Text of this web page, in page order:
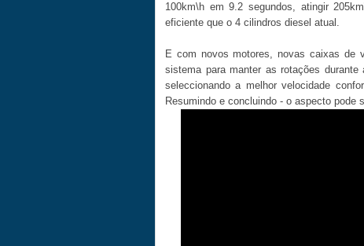
100km\h em 9.2 segundos, atingir
eficiente que o 4 cilindros diesel atual.
E com novos motores, novas caixas de
sistema para manter as rotações
seleccionando a melhor velocidade
Resumindo e concluindo - o aspecto